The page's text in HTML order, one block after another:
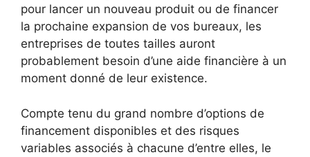
pour lancer un nouveau produit ou de financer
la prochaine expansion de vos bureaux, les
entreprises de toutes tailles auront
probablement besoin d’une aide financière à un
moment donné de leur existence.
Compte tenu du grand nombre d’options de
financement disponibles et des risques
variables associés à chacune d’entre elles, le